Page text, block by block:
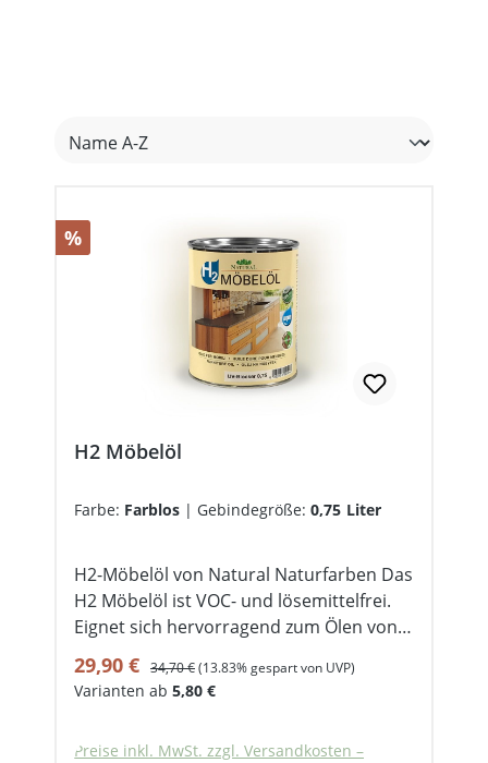
Rabatt
%
H2 Möbelöl
Farbe: Farblos | Gebindegröße: 0,75 Liter
H2-Möbelöl von Natural Naturfarben Das
H2 Möbelöl ist VOC- und lösemittelfrei.
Eignet sich hervorragend zum Ölen von
Vollholz und Vollholzmöbel wie Regale,
Arbeitplatten, Stühle und Tische im
Innenbereich. Es dringt in die Poren des
Pflanzenölen auf. Die Fläche wird so
Verkaufspreis:
29,90 € Regulärer Preis:
34,70 €(13.83% gespart von UVP)
Varianten ab 5,80 €
Preise inkl. MwSt. zzgl. Versandkosten –